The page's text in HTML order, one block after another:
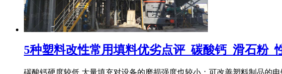
5种塑料改性常用填料优劣点评_碳酸钙_滑石粉_
碳酸钙硬度较低,大量填充对设备的磨损强度也较小；可改善塑料制品的